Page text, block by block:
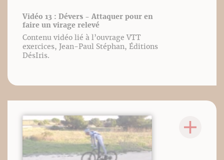
Vidéo 13 : Dévers - Attaquer pour en
faire un virage relevé
Contenu vidéo lié à l’ouvrage VTT
exercices, Jean-Paul Stéphan, Éditions
DésIris.